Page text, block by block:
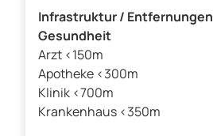
Infrastruktur / Entfernungen
Gesundheit
Arzt <150m
Apotheke <300m
Klinik <700m
Krankenhaus <350m